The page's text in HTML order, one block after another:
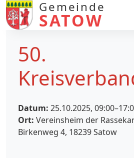
Gemeinde
SATOW
50.
Datum: 25.10.2025,
Ort: Vereinsheim der
Birkenweg 4, 18239 Satow